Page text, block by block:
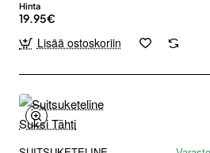
Hinta
19.95€
Lisää ostoskoriin